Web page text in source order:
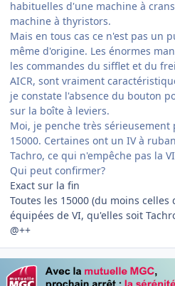
habituelles d'une machine à
machine à thyristors.
Mais en tous cas ce n'est pas un
même d'origine. Les énormes
les commandes du sifflet et du
AICR, sont vraiment
je constate l'absence du bouton
sur la boîte à leviers.
Moi, je penche très
15000. Certaines ont un IV à
Tachro, ce qui n'empêche pas la
Qui peut confirmer?
Exact sur la fin
Toutes les 15000 (du moins
équipées de VI, qu'elles soit
@++